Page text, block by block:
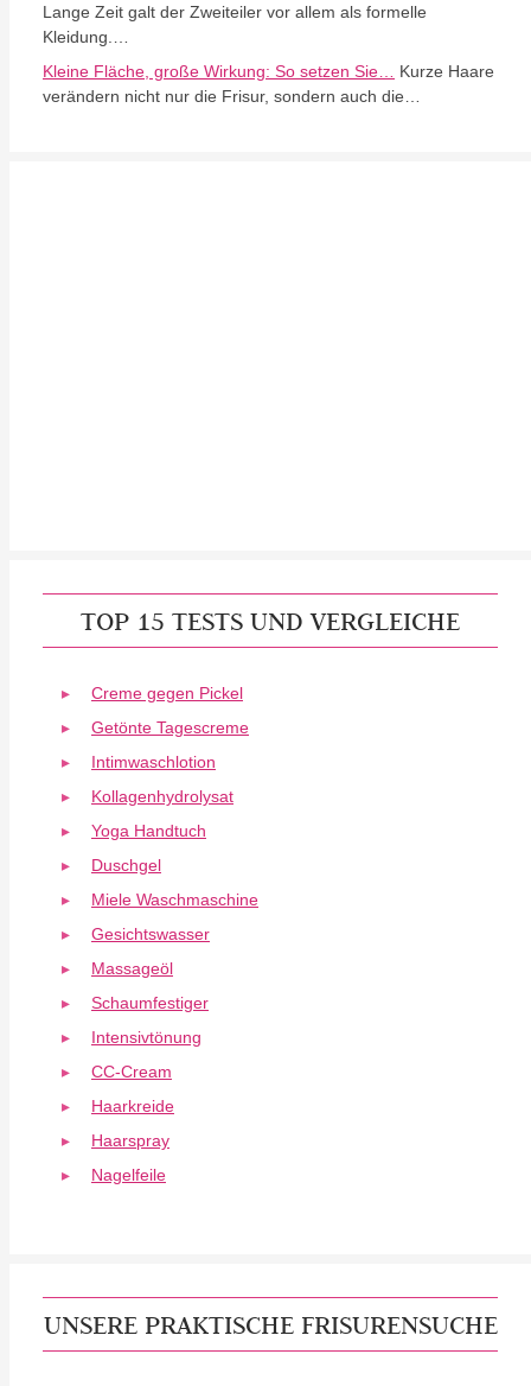
Lange Zeit galt der Zweiteiler vor allem als formelle
Kleidung.…
Kleine Fläche, große Wirkung: So setzen Sie…
Kurze Haare
verändern nicht nur die Frisur, sondern auch die…
TOP 15 TESTS UND VERGLEICHE
Creme gegen Pickel
Getönte Tagescreme
Intimwaschlotion
Kollagenhydrolysat
Yoga Handtuch
Duschgel
Miele Waschmaschine
Gesichtswasser
Massageöl
Schaumfestiger
Intensivtönung
CC-Cream
Haarkreide
Haarspray
Nagelfeile
UNSERE PRAKTISCHE FRISURENSUCHE